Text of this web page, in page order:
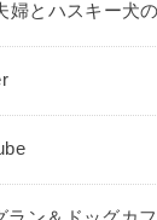
婦とハスキー犬